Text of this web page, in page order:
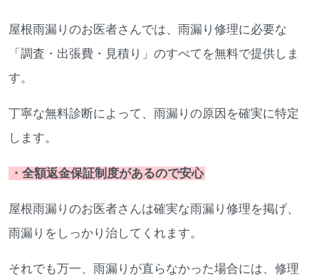
屋根雨漏りのお医者さんでは、雨漏り修理に必要な
「調査・出張費・見積り」のすべてを無料で提供しま
す。
丁寧な無料診断によって、雨漏りの原因を確実に特定
します。
・全額返金保証制度があるので安心
屋根雨漏りのお医者さんは確実な雨漏り修理を掲げ、
雨漏りをしっかり治してくれます。
それでも万一、雨漏りが直らなかった場合には、修理